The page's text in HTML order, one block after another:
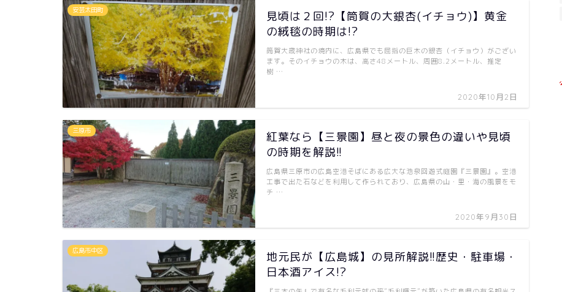
安芸太田町
見頃は２回!?【筒賀の大銀杏(イチョウ)】黄金
の絨毯の時期は!?
2020年10月2日
筒賀大歳神社の境内に、広島県でも屈指の巨木の銀杏（イチョウ）がござい
ます。そのイチョウの木は、高さ48メートル、周囲8.2メートル、推定
樹 …
三原市
紅葉なら【三景園】昼と夜の景色の違いや見頃
の時期を解説!!
2020年9月30日
広島県三原市の広島空港そばにある広大な池泉回遊式庭園『三景園』。空港
工事で出た石などを利用して作られており、広島県の山・里・海の風景をモ
チ …
広島市中区
地元民が【広島城】の見所解説!!歴史・駐車場・
日本酒アイス!?